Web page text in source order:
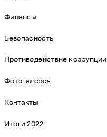
Финансы
Безопасность
Противодействие коррупции
Фотогалерея
Контакты
Итоги 2022